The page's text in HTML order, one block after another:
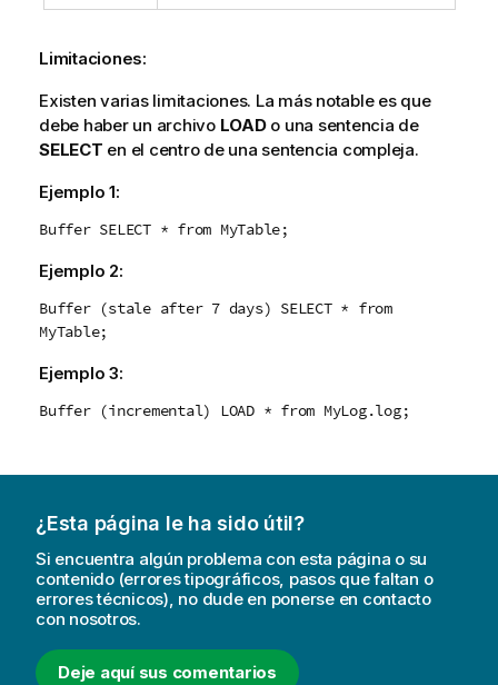
Limitaciones:
Existen varias limitaciones. La más notable es que
debe haber un archivo LOADo una sentencia de
SELECT en el centro de una sentencia compleja.
Ejemplo 1:
Buffer SELECT * from MyTable;
Ejemplo 2:
Buffer (stale after 7 days) SELECT * from
MyTable;
Ejemplo 3:
Buffer (incremental) LOAD * from MyLog.log;
¿Esta página le ha sido útil?
Si encuentra algún problema con esta página o su
contenido (errores tipográficos, pasos que faltan o
errores técnicos), no dude en ponerse en contacto
con nosotros.
Deje aquí sus comentarios